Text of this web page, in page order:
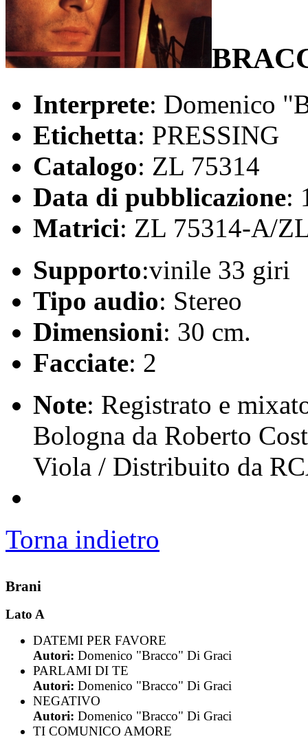
Interprete: Domenico
Etichetta: PRESSING
Catalogo: ZL 75314
Data di pubblicazione:
Matrici: ZL 75314-A/
Supporto:vinile 33 giri
Tipo audio: Stereo
Dimensioni: 30 cm.
Facciate: 2
Note: Registrato e
Bologna da Roberto
Viola / Distribuito da
Torna indietro
Brani
Lato A
DATEMI PER FAVORE
Autori: Domenico "Bracco" Di Graci
PARLAMI DI TE
Autori: Domenico "Bracco" Di Graci
NEGATIVO
Autori: Domenico "Bracco" Di Graci
TI COMUNICO AMORE